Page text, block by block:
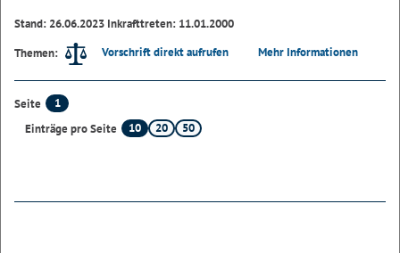
Stand: 26.06.2023 Inkrafttreten: 11.01.2000
Themen:
Vorschrift direkt aufrufen Mehr Informationen
Seite
1
Einträge pro Seite
10 20 50